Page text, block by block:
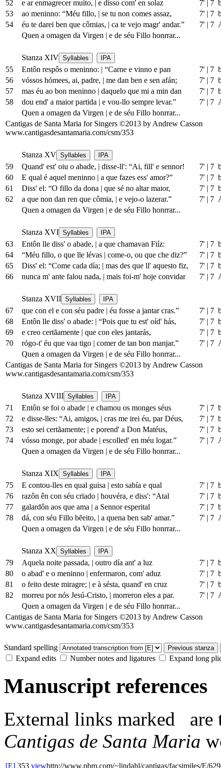
52 e ar enmagrecer muito, e disso com' en solaz 7'
7
53
ao meninno: “Méu fillo, | se tu non comes assaz, 7' | 7
54
éu te darei ben que cômias, | ca te vejo magr' andar.” 7' | 7
Quen a omagen da Virgen | e de séu Fillo honrrar...
Stanza XIV Syllables IPA
55 Entôn respôs o meninno: | “Carne e vinno e pan 7' | 7
56
vóssos hómees, ai, padre, | me dan ben e sen afán; 7' | 7
57
mas éu ao bon meninno | daquelo que mi a min dan 7' | 7
58
dou end' a maior partida | e vou-llo sempre levar.” 7' | 7
Quen a omagen da Virgen | e de séu Fillo honrrar...
Cantigas de Santa Maria for Singers ©2013 by Andrew Casson
www.cantigasdesantamaria.com/csm/353
Stanza XV Syllables IPA
59 Quand' est' oiu o abade, | disse-ll': “Ai, fill' e sennor! 7' | 7
60
E qual é aquel meninno | a que fazes ess' amor?” 7' | 7
61
Diss' el: “O fillo da dona | que sé no altar maior, 7' | 7
62
a que non dan ren que cômia, | e vejo-o lazerar.” 7' | 7
Quen a omagen da Virgen | e de séu Fillo honrrar...
Stanza XVI Syllables IPA
63 Entôn lle diss' o abade, | a que chamavan Fiíz: 7' | 7
64
“Méu fillo, o que lle lévas | come-o, ou que che diz?” 7' | 7
65
Diss' el: “Come cada día; | mas des que ll' aquesto fiz, 7' | 7
66
nunca m' ante falou nada, | mais foi-m' hoje convidar 7' | 7
Stanza XVII Syllables IPA
67 que con el e con séu padre | éu fosse a jantar cras.” 7' | 7
68
Entôn lle diss' o abade: | “Pois que tu est' oíd' hás, 7' | 7
69
e creo certãamente | que con eles jantarás, 7' | 7
70
rógo-t' éu que vaa tigo | comer de tan bon manjar.” 7' | 7
Quen a omagen da Virgen | e de séu Fillo honrrar...
Cantigas de Santa Maria for Singers ©2013 by Andrew Casson
www.cantigasdesantamaria.com/csm/353
Stanza XVIII Syllables IPA
71 Entôn se foi o abade | e chamou os monges séus 7' | 7
72
e disse-lles: “Ai, amigos, | cras me irei éu, par Déus, 7' | 7
73
esto sei certãamente; | e porend' a Don Matéus, 7' | 7
74
vósso monge, por abade | escolled' en méu logar.” 7' | 7
Quen a omagen da Virgen | e de séu Fillo honrrar...
Stanza XIX Syllables IPA
75 E contou-lles en qual guisa | esto sabía e qual 7' | 7
76
razôn ên con séu crïado | houvéra, e diss': “Atal 7' | 7
77
galardôn aos que ama | a Sennor esperital 7' | 7
78
dá, con séu Fillo bẽeito, | a quena ben sab' amar.” 7' | 7
Quen a omagen da Virgen | e de séu Fillo honrrar...
Stanza XX Syllables IPA
79 Aquela noite passada, | outro día ant' a luz 7' | 7
80
o abad' e o meninno | enfermaron, com' aduz 7' | 7
81
o feito deste miragre; | e à sésta, quand' en cruz 7' | 7
82
morreu por nós Jesú-Cristo, | morreron eles a par. 7' | 7
Quen a omagen da Virgen | e de séu Fillo honrrar...
Cantigas de Santa Maria for Singers ©2013 by Andrew Casson
www.cantigasdesantamaria.com/csm/353
Standard spelling Previous stanza
Expand edits Number notes and ligatures Expand long
Manuscript references
External links marked
are
Cantigas de Santa Maria
[E] 353 viewhttp://www.pbm.com/~lindahl/cantigas/facsimiles/E/